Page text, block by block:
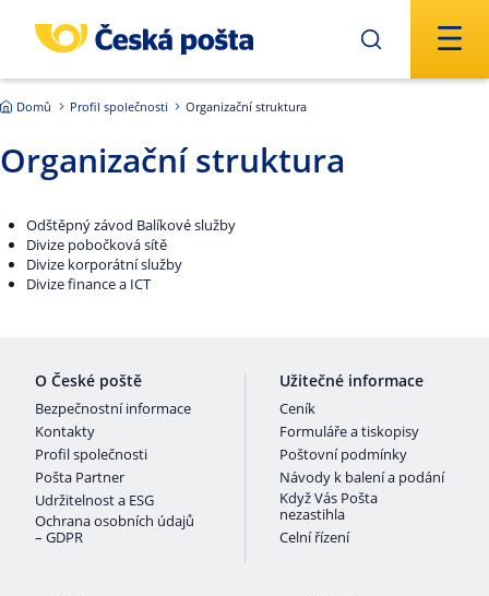
Domů Profil společnosti Organizační struktura
Organizační struktura
Odštěpný závod Balíkové služby
Divize pobočková sítě
Divize korporátní služby
Divize finance a ICT
O České poště
Bezpečnostní informace
Kontakty
Profil společnosti
Pošta Partner
Udržitelnost a ESG
Ochrana osobních údajů
– GDPR
Užitečné informace
Ceník
Formuláře a tiskopisy
Poštovní podmínky
Návody k balení a podání
Když Vás Pošta
nezastihla
Celní řízení